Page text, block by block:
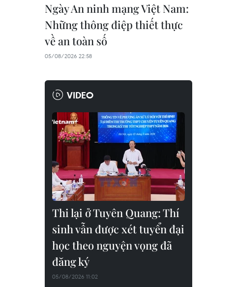
Ngày An ninh mạng Việt Nam:
Những thông điệp thiết thực
về an toàn số
05/08/2026 22:58
VIDEO
Thi lại ở Tuyên Quang: Thí
sinh vẫn được xét tuyển đại
học theo nguyện vọng đã
đăng ký
05/08/2026 11:02